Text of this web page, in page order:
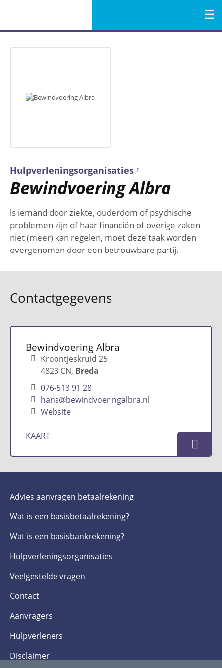
Menu
Hulpverleningsorganisaties
Bewindvoering Albra
ls iemand door ziekte, ouderdom of psychische
problemen zijn of haar financiën of overige zaken
niet (meer) kan regelen, moet deze taak worden
overgenomen door een betrouwbare partij.
Contactgegevens
Bewindvoering Albra
Kroontjeskruid 25
4823 CN Breda
076-513 91 28
hans@bewindvoeringalbra.nl
Website
KAART
Advies aanvragen betaalrekening
Wat is een basis­betaalrekening?
Wat is een basis­bankrekening?
Hulpverlenings­organisaties
Veelgestelde­ vragen
Contact
Aanvragers
Hulpverleners
Disclaimer